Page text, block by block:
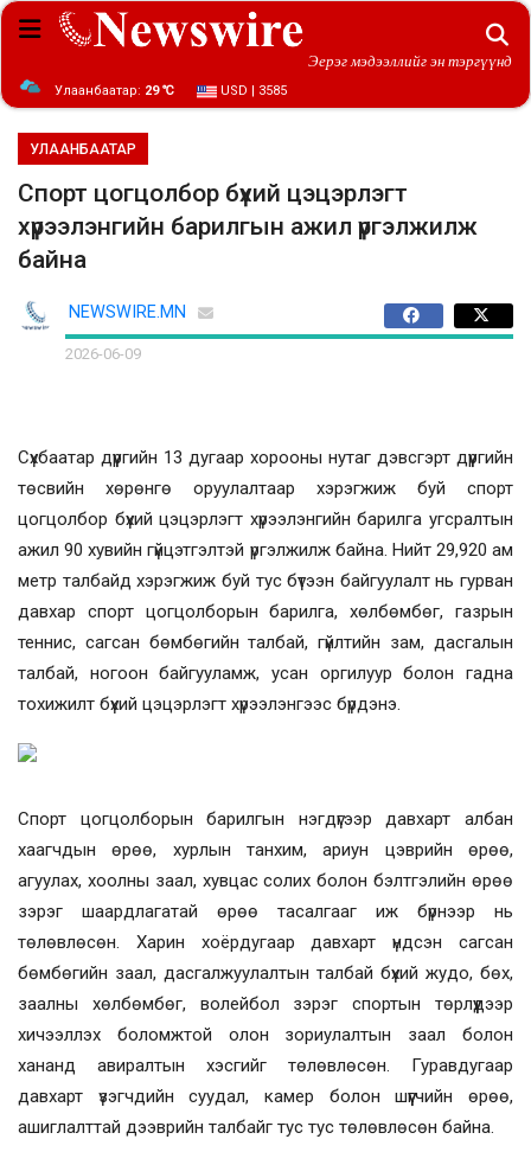
Эерэг мэдээллийг эн тэргүүнд
Улаанбаатар: 29 ℃ USD | 3585
УЛААНБААТАР
Спорт цогцолбор бүхий цэцэрлэгт
хүрээлэнгийн барилгын ажил үргэлжилж
байна
NEWSWIRE.MN
2026-06-09
Сүхбаатар дүүргийн 13 дугаар хорооны нутаг дэвсгэрт дүүргийн
төсвийн хөрөнгө оруулалтаар хэрэгжиж буй спорт
цогцолбор бүхий цэцэрлэгт хүрээлэнгийн барилга угсралтын
ажил 90 хувийн гүйцэтгэлтэй үргэлжилж байна. Нийт 29,920 ам
метр талбайд хэрэгжиж буй тус бүтээн байгуулалт нь гурван
давхар спорт цогцолборын барилга, хөлбөмбөг, газрын
теннис, сагсан бөмбөгийн талбай, гүйлтийн зам, дасгалын
талбай, ногоон байгууламж, усан оргилуур болон гадна
тохижилт бүхий цэцэрлэгт хүрээлэнгээс бүрдэнэ.
Спорт цогцолборын барилгын нэгдүгээр давхарт албан
хаагчдын өрөө, хурлын танхим, ариун цэврийн өрөө,
агуулах, хоолны заал, хувцас солих болон бэлтгэлийн өрөө
зэрэг шаардлагатай өрөө тасалгааг иж бүрнээр нь
төлөвлөсөн. Харин хоёрдугаар давхарт үндсэн сагсан
бөмбөгийн заал, дасгалжуулалтын талбай бүхий жудо, бөх,
заалны хөлбөмбөг, волейбол зэрэг спортын төрлүүдээр
хичээллэх боломжтой олон зориулалтын заал болон
хананд авиралтын хэсгийг төлөвлөсөн. Гуравдугаар
давхарт үзэгчдийн суудал, камер болон шүүгчийн өрөө,
ашиглалттай дээврийн талбайг тус тус төлөвлөсөн байна.